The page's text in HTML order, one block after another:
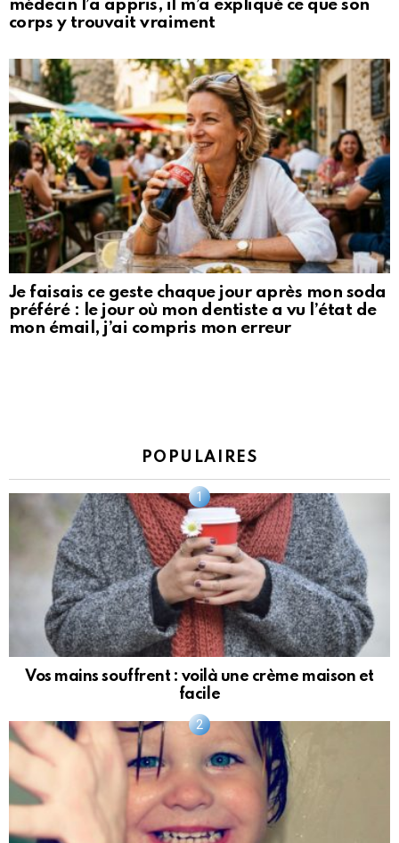
médecin l’a appris, il m’a expliqué ce que son
corps y trouvait vraiment
Je faisais ce geste chaque jour après mon soda
préféré : le jour où mon dentiste a vu l’état de
mon émail, j’ai compris mon erreur
POPULAIRES
Vos mains souffrent : voilà une crème maison et
facile